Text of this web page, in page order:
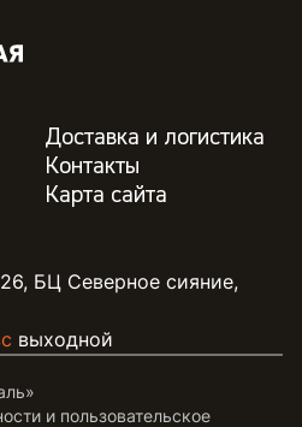
Доставка и логистика
Контакты
Карта сайта
БЦ Северное сияние,
выходной
и пользовательское